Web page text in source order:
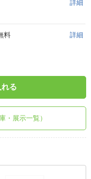
詳細
料 詳細
る
・展示一覧）